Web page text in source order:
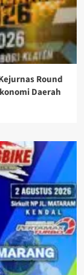
Round
Daerah